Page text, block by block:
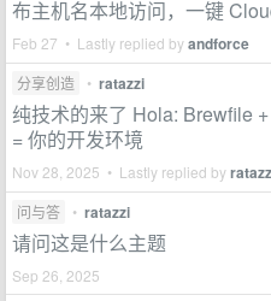
布主机名本地访问，一键
Feb 27 • Lastly replied byandforce
分享创造 • ratazzi
纯技术的来了 Hola: Brewfile
= 你的开发环境
Nov 28, 2025 • Lastly replied by
问与答 • ratazzi
请问这是什么主题
Sep 26, 2025